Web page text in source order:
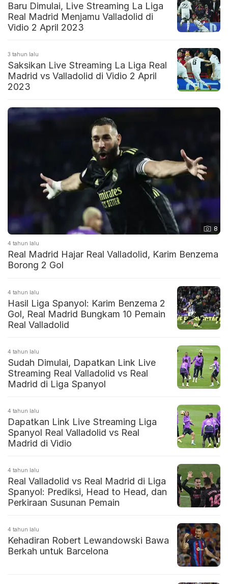
Baru Dimulai, Live Streaming La Liga
Real Madrid Menjamu Valladolid di
Vidio 2 April 2023
3 tahun lalu
Saksikan Live Streaming La Liga Real
Madrid vs Valladolid di Vidio 2 April
2023
8
4 tahun lalu
Real Madrid Hajar Real Valladolid, Karim Benzema
Borong 2 Gol
4 tahun lalu
Hasil Liga Spanyol: Karim Benzema 2
Gol, Real Madrid Bungkam 10 Pemain
Real Valladolid
4 tahun lalu
Sudah Dimulai, Dapatkan Link Live
Streaming Real Valladolid vs Real
Madrid di Liga Spanyol
4 tahun lalu
Dapatkan Link Live Streaming Liga
Spanyol Real Valladolid vs Real
Madrid di Vidio
4 tahun lalu
Real Valladolid vs Real Madrid di Liga
Spanyol: Prediksi, Head to Head, dan
Perkiraan Susunan Pemain
4 tahun lalu
Kehadiran Robert Lewandowski Bawa
Berkah untuk Barcelona